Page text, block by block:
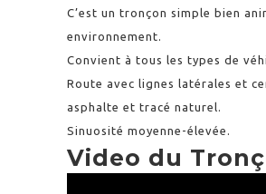
C’est un tronçon simple bien
environnement.
Convient à tous les types de
Route avec lignes latérales et
asphalte et tracé naturel.
Sinuosité moyenne-élevée.
Video du